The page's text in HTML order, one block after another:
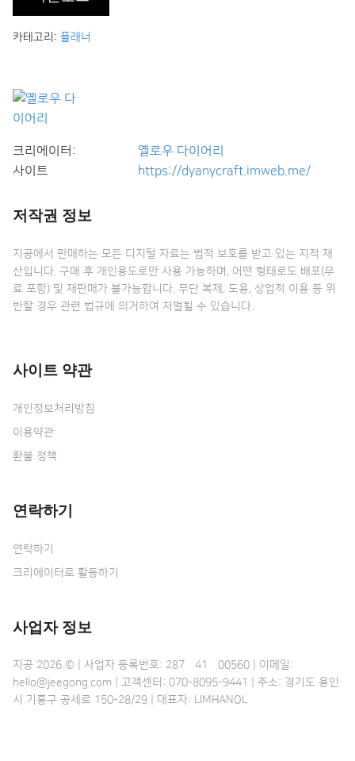
카테고리: 플래너
크리에이터:
옐로우 다이어리
사이트
https://dyanycraft.imweb.me/
저작권 정보
지공에서 판매하는 모든 디지털 자료는 법적 보호를 받고 있는 지적 재
산입니다. 구매 후 개인용도로만 사용 가능하며, 어떤 형태로도 배포(무
료 포함) 및 재판매가 불가능합니다. 무단 복제, 도용, 상업적 이용 등 위
반할 경우 관련 법규에 의거하여 처벌될 수 있습니다.
사이트 약관
개인정보처리방침
이용약관
환불 정책
연락하기
연락하기
크리에이터로 활동하기
사업자 정보
지공 2026 © | 사업자 등록번호: 287•41•00560 | 이메일:
hello@jeegong.com | 고객센터: 070-8095-9441 | 주소: 경기도 용인
시 기흥구 공세로 150-28/29 | 대표자: LIMHANOL